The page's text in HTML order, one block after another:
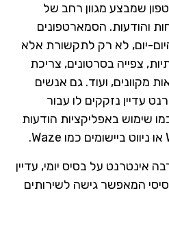
שמבצע מגוון רחב של
והודעות. הסמארטפונים
יום, לא רק לתקשורת אלא
צפייה בסרטונים, צריכת
מקוונים, ועוד. גם אנשים
עדיין נזקקים לו עבור
כמו שימוש באפליקציות הודעות
אינטרנט על בסיס יומי, עדיין
המאפשר גישה לשירותים